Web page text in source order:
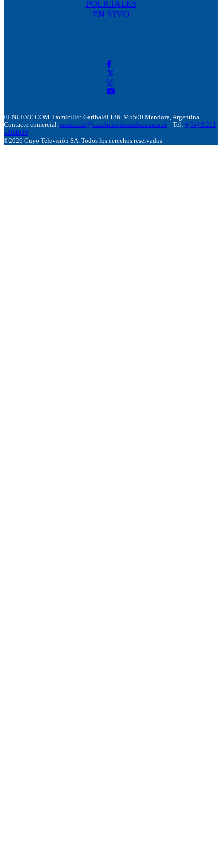
POLICIALES
EN VIVO
ELNUEVE.COM. Domicillo: Garibaldi 186. M5500 Mendoza, Argentina.
Contacto comercial: comercial@canalnuevemendoza.com.ar – Tel: +(54) 9 261
4204020
©2026 Cuyo Televisión SA. Todos los derechos reservados